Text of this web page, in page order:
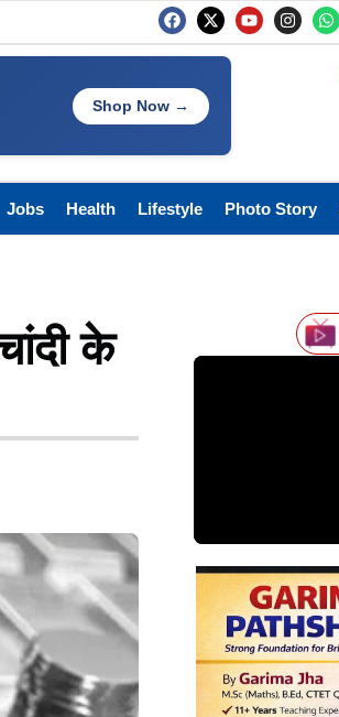
Shop Now →
Jobs Health Lifestyle Photo Story
के